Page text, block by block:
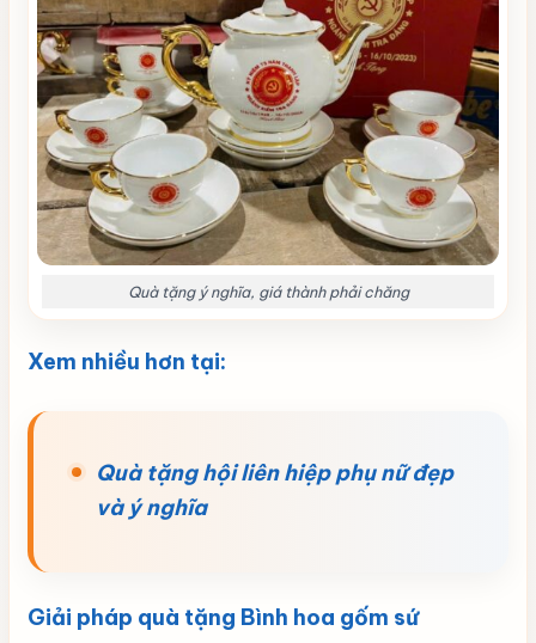
Quà tặng ý nghĩa, giá thành phải chăng
Xem nhiều hơn tại:
Quà tặng hội liên hiệp phụ nữ đẹp
và ý nghĩa
Giải pháp quà tặng Bình hoa gốm sứ